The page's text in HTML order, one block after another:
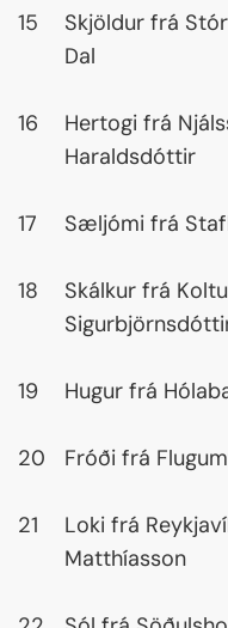
15
Skjöldur frá
Dal
16
Hertogi frá
Haraldsdóttir
17 Sæljómi frá
18
Skálkur frá
19 Hugur frá
20 Fróði frá
21
Loki frá
Matthíasson